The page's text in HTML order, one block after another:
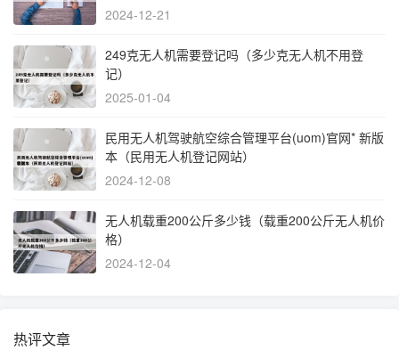
2024-12-21
249克无人机需要登记吗（多少克无人机不用登
记）
2025-01-04
民用无人机驾驶航空综合管理平台(uom)官网* 新版
本（民用无人机登记网站）
2024-12-08
无人机载重200公斤多少钱（载重200公斤无人机价
格）
2024-12-04
热评文章